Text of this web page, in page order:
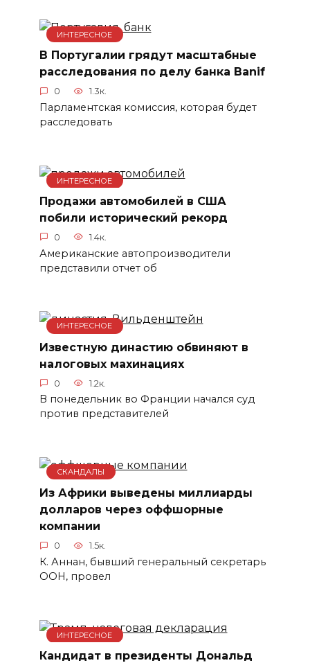
ИНТЕРЕСНОЕ
В Португалии грядут масштабные
расследования по делу банка Banif
0 1.3к.
Парламентская комиссия, которая будет
расследовать
ИНТЕРЕСНОЕ
Продажи автомобилей в США
побили исторический рекорд
0 1.4к.
Американские автопроизводители
представили отчет об
ИНТЕРЕСНОЕ
Известную династию обвиняют в
налоговых махинациях
0 1.2к.
В понедельник во Франции начался суд
против представителей
СКАНДАЛЫ
Из Африки выведены миллиарды
долларов через оффшорные
компании
0 1.5к.
К. Аннан, бывший генеральный секретарь
ООН, провел
ИНТЕРЕСНОЕ
Кандидат в президенты Дональд